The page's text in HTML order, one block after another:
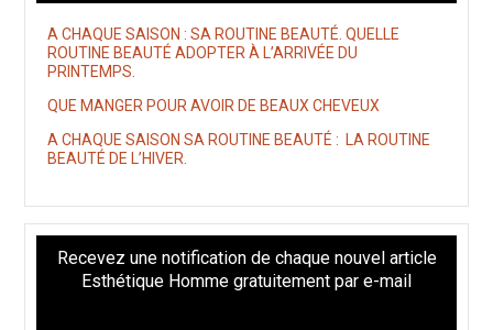
A CHAQUE SAISON : SA ROUTINE BEAUTÉ. QUELLE
ROUTINE BEAUTÉ ADOPTER À L’ARRIVÉE DU
PRINTEMPS.
QUE MANGER POUR AVOIR DE BEAUX CHEVEUX
A CHAQUE SAISON SA ROUTINE BEAUTÉ : LA ROUTINE
BEAUTÉ DE L’HIVER.
Recevez une notification de chaque nouvel article
Esthétique Homme gratuitement par e-mail